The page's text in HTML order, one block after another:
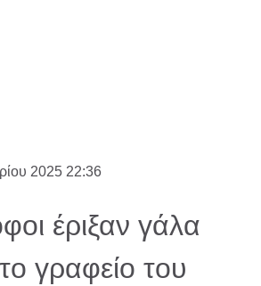
2025 22:36
έριξαν γάλα
γραφείο του